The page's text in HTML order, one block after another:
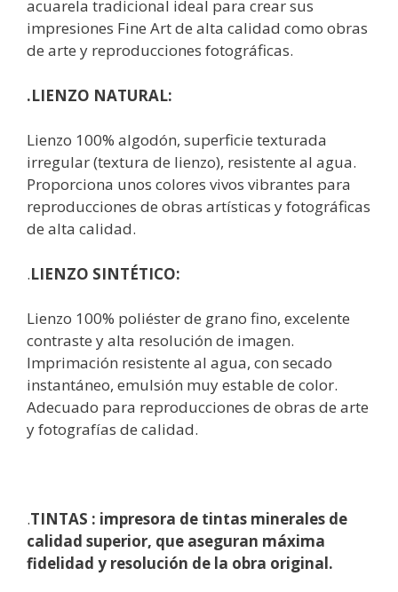
acuarela tradicional ideal para crear sus
impresiones Fine Art de alta calidad como obras
de arte y reproducciones fotográficas.
.LIENZO NATURAL:
Lienzo 100% algodón, superficie texturada
irregular (textura de lienzo), resistente al agua.
Proporciona unos colores vivos vibrantes para
reproducciones de obras artísticas y fotográficas
de alta calidad.
.LIENZO SINTÉTICO:
Lienzo 100% poliéster de grano fino, excelente
contraste y alta resolución de imagen.
Imprimación resistente al agua, con secado
instantáneo, emulsión muy estable de color.
Adecuado para reproducciones de obras de arte
y fotografías de calidad.
.TINTAS : impresora de tintas minerales de
calidad superior, que aseguran máxima
fidelidad y resolución de la obra original.